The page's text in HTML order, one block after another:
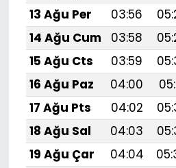
13 Ağu Per
03:56
14 Ağu Cum
03:58
15 Ağu Cts
03:59
16 Ağu Paz
04:00
17 Ağu Pts
04:02
18 Ağu Sal
04:03
19 Ağu Çar
04:04